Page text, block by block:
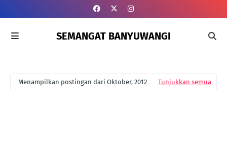
SEMANGAT BANYUWANGI
Menampilkan postingan dari Oktober, 2012 Tunjukkan semua